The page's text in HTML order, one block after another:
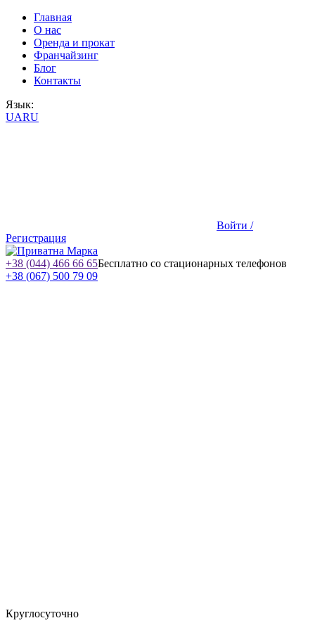
Главная
О нас
Оренда и прокат
Франчайзинг
Блог
Контакты
Язык:
UARU
Войти /
Регистрация
+38 (044) 466 66 65Бесплатно со стационарных телефонов
+38 (067) 500 79 09
Круглосуточно